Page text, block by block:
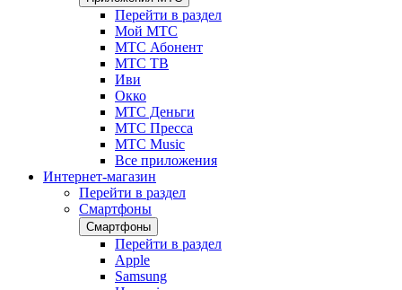
Перейти в раздел
Мой МТС
МТС Абонент
МТС ТВ
Иви
Окко
МТС Деньги
МТС Пресса
МТС Music
Все приложения
Интернет-магазин
Перейти в раздел
Смартфоны
Смартфоны
Перейти в раздел
Apple
Samsung